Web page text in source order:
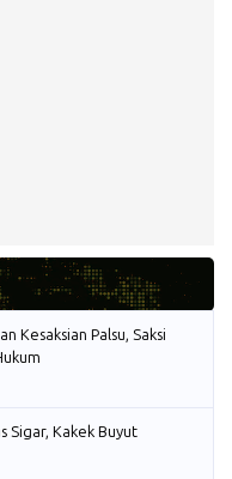
Kesaksian Palsu, Saksi
Sigar, Kakek Buyut